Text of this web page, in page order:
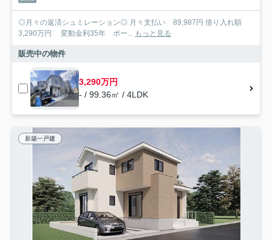
◎月々の返済シュミレーション◎ 月々支払い 89,987円 借り入れ額
3,290万円 変動金利35年 ボー... もっと見る
販売中の物件
3,290万円
- / 99.36㎡ / 4LDK
新築一戸建